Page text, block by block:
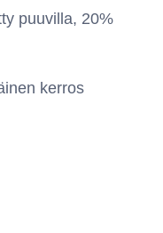
puuvilla, 20%
kerros